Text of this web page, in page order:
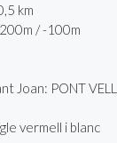
km
/ -100m
Joan: PONT
vermell i blanc